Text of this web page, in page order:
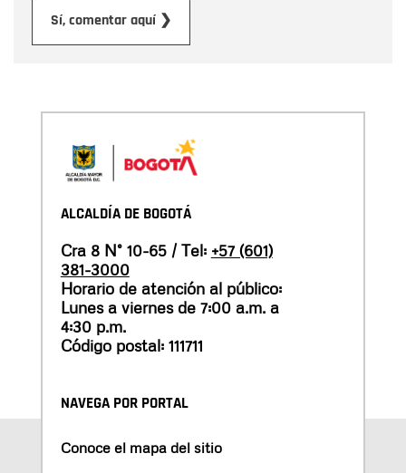
Sí, comentar aquí ❯
ALCALDÍA DE BOGOTÁ
Cra 8 N° 10-65 / Tel: +57 (601)
381-3000
Horario de atención al público:
Lunes a viernes de 7:00 a.m. a
4:30 p.m.
Código postal: 111711
NAVEGA POR PORTAL
Conoce el mapa del sitio